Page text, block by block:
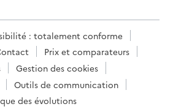
: totalement conforme
Prix et comparateurs
Gestion des cookies
Outils de communication
des évolutions